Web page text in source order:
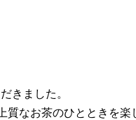
きました。
質なお茶のひとときを楽